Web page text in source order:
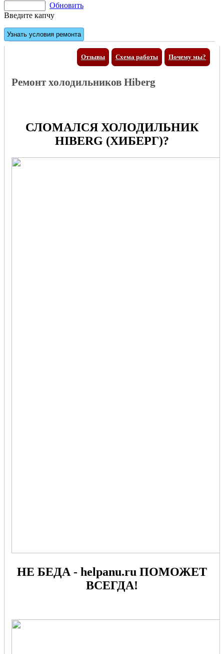
Обновить
Введите капчу
Отзывы Почему мы?
Схема работы
Ремонт холодильников Hiberg
СЛОМАЛСЯ ХОЛОДИЛЬНИК
HIBERG (ХИБЕРГ)?
НЕ БЕДА - helpanu.ru ПОМОЖЕТ
ВСЕГДА!